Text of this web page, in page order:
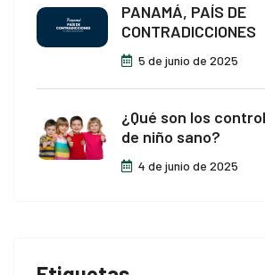
güncel giriş
PANAMÁ, PAÍS DE
CONTRADICCIONES
5 de junio de 2025
¿Qué son los
de niño sano?
4 de junio de 2025